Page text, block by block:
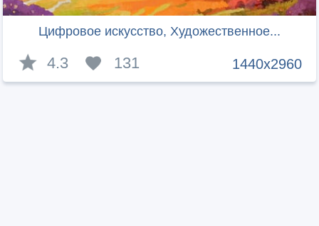
Цифровое искусство, Художественное...
1440x2960
4.3 131